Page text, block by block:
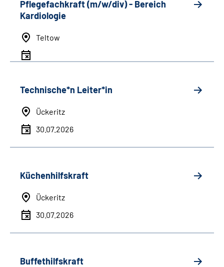
Pflegefachkraft (m/w/div) - Bereich
Kardiologie
Teltow
Technische*n Leiter*in
Ückeritz
30.07.2026
Küchenhilfskraft
Ückeritz
30.07.2026
Buffethilfskraft